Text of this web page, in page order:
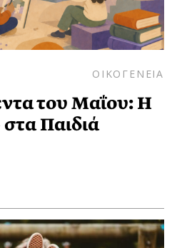
ΟΙΚΟΓΕΝΕΙΑ
του Μαΐου: Η
Παιδιά